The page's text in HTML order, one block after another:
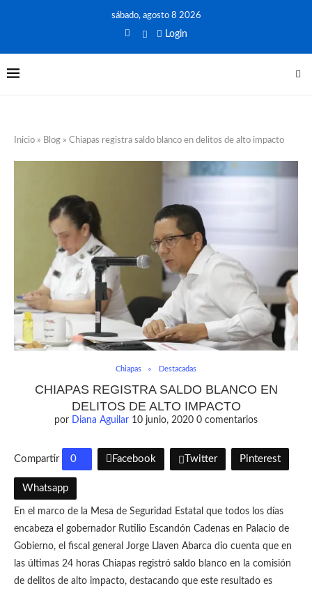
sábado, agosto 8 2026
Login
Inicio » Blog » Chiapas registra saldo blanco en delitos de alto impacto
Chiapas Destacadas
CHIAPAS REGISTRA SALDO BLANCO EN
DELITOS DE ALTO IMPACTO
por Diana Aguilar 10 junio, 2020 0 comentarios
Compartir 0 Facebook Twitter Pinterest
Whatsapp
En el marco de la Mesa de Seguridad Estatal que todos los días
encabeza el gobernador Rutilio Escandón Cadenas en Palacio de
Gobierno, el fiscal general Jorge Llaven Abarca dio cuenta que en
las últimas 24 horas Chiapas registró saldo blanco en la comisión
de delitos de alto impacto, destacando que este resultado es